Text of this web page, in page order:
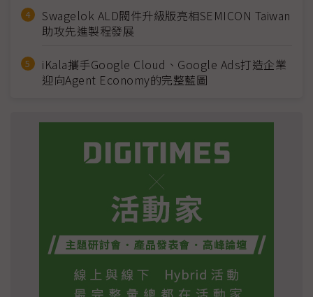
Swagelok ALD閥件升級版亮相SEMICON Taiwan
助攻先進製程發展
iKala攜手Google Cloud、Google Ads打造企業
迎向Agent Economy的完整藍圖